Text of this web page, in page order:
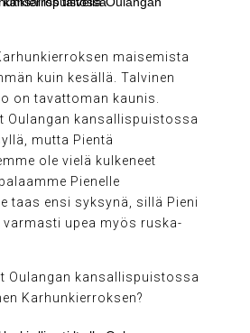
maisemista
kuin kesällä. Talvinen
on tavattoman kaunis.
Oulangan kansallispuistossa
mutta Pientä
ole vielä kulkeneet
Pienelle
taas ensi syksynä, sillä Pieni
upea myös ruska-
Oulangan kansallispuistossa
Karhunkierroksen?